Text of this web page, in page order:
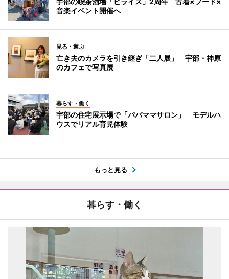
音楽イベント開催へ
見る・遊ぶ
亡き夫のカメラを引き継ぎ「二人展」 宇部・神原
のカフェで写真展
暮らす・働く
宇部の住宅展示場で「パパママサロン」 モデルハ
ウスでリアル育児体験
もっと見る
暮らす・働く